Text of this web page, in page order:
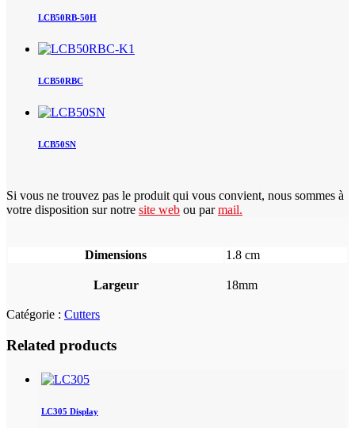
LCB50RB-50H
LCB50RBC
LCB50SN
Si vous ne trouvez pas le produit qui vous convient, nous sommes à
votre disposition sur notre site web ou parmail.
Dimensions 1.8 cm
Largeur 18mm
Catégorie : Cutters
Related products
LC305 Display